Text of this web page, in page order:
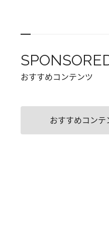
おすすめコンテンツ
おすすめコンテ